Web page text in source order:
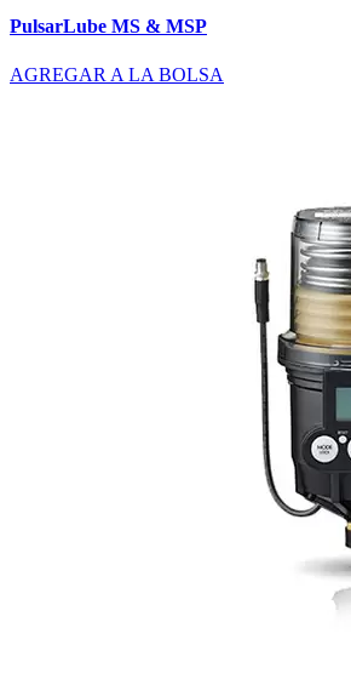
PulsarLube MS & MSP
AGREGAR A LA BOLSA